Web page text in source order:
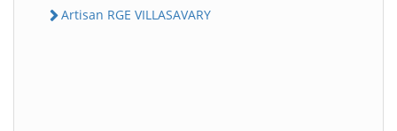
Artisan RGE VILLASAVARY